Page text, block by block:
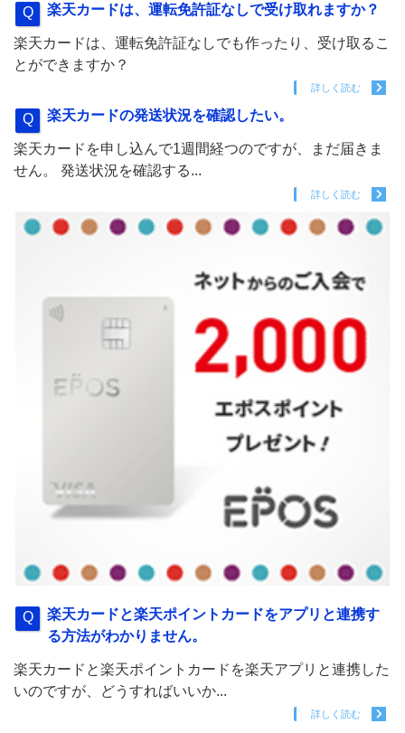
楽天カードは、運転免許証なしで受け取れますか？
楽天カードは、運転免許証なしでも作ったり、受け取るこ
とができますか？
詳しく読む
楽天カードの発送状況を確認したい。
楽天カードを申し込んで1週間経つのですが、まだ届きま
せん。 発送状況を確認する...
詳しく読む
楽天カードと楽天ポイントカードをアプリと連携す
る方法がわかりません。
楽天カードと楽天ポイントカードを楽天アプリと連携した
いのですが、どうすればいいか...
詳しく読む